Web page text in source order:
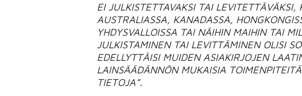
EI JULKISTETTAVAKSI TAI
AUSTRALIASSA, KANADASSA,
YHDYSVALLOISSA TAI NÄIHIN MAIHIN TAI
JULKISTAMINEN TAI LEVITTÄMINEN OLISI
EDELLYTTÄISI MUIDEN ASIAKIRJOJEN
LAINSÄÄDÄNNÖN MUKAISIA
TIETOJA”.